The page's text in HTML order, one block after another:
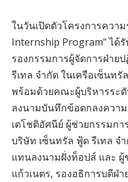
ในวันเปิดตัวโครงการควา
Internship Program” ได้
รองกรรมการผู้จัดการฝ่าย
รีเทล จำกัด ในเครือเซ็นท
พร้อมด้วยคณะผู้บริหารระ
ลงนามบันทึกข้อตกลงควา
เตโชติอัศนีย์ ผู้ช่วยกรรมก
บริษัท เซ็นทรัล ฟู้ด รีเทล จ
แทนลงนามฝั่งท็อปส์ และ
แก้วเนตร, รองอธิการบดีฝ่